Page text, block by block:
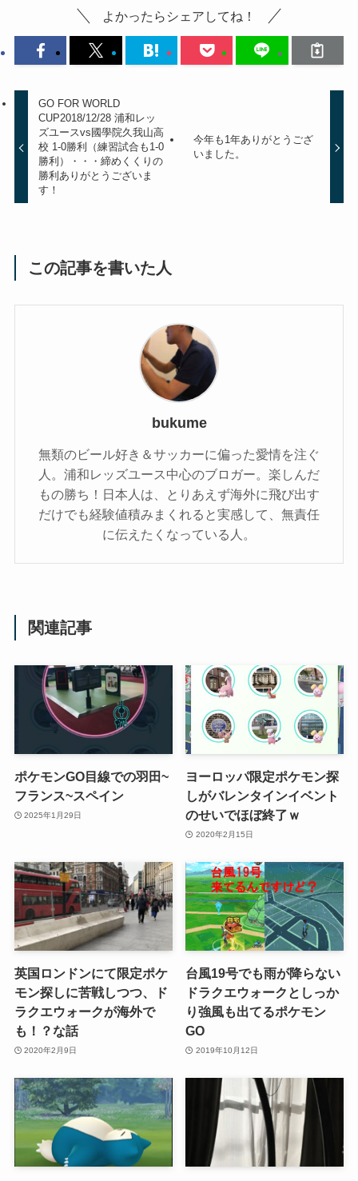
よかったらシェアしてね！
GO FOR WORLD
CUP2018/12/28 浦和レッ
ズユースvs國學院久我山高
校 1-0勝利（練習試合も1-0
勝利）・・・締めくくりの
勝利ありがとうございま
す！
今年も1年ありがとうござ
いました。
この記事を書いた人
bukume
無類のビール好き＆サッカーに偏った愛情を注ぐ
人。浦和レッズユース中心のブロガー。楽しんだ
もの勝ち！日本人は、とりあえず海外に飛び出す
だけでも経験値積みまくれると実感して、無責任
に伝えたくなっている人。
関連記事
ポケモンGO目線での羽田~
フランス~スペイン
2025年1月29日
ヨーロッパ限定ポケモン探
しがバレンタインイベント
のせいでほぼ終了ｗ
2020年2月15日
英国ロンドンにて限定ポケ
モン探しに苦戦しつつ、ド
ラクエウォークが海外で
も！？な話
2020年2月9日
台風19号でも雨が降らない
ドラクエウォークとしっか
り強風も出てるポケモン
GO
2019年10月12日